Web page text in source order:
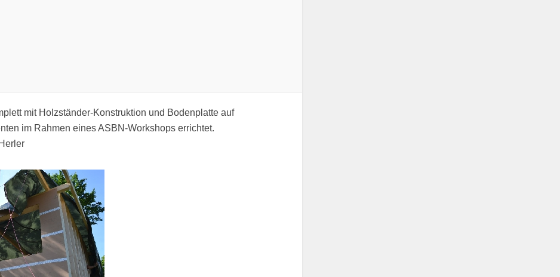
mit Holzständer-Konstruktion und Bodenplatte auf
im Rahmen eines ASBN-Workshops errichtet.